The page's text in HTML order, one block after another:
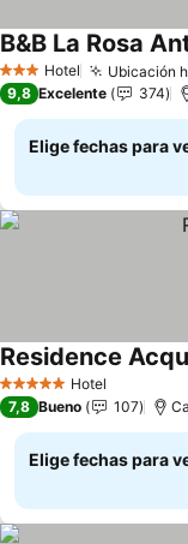
3 Estrellas
Hotel Ubicación
B&B La Rosa
9,8 Excelente 374
Elige fechas para
5 Estrellas Hotel
Residence
7,8 Bueno 107
Elige fechas para